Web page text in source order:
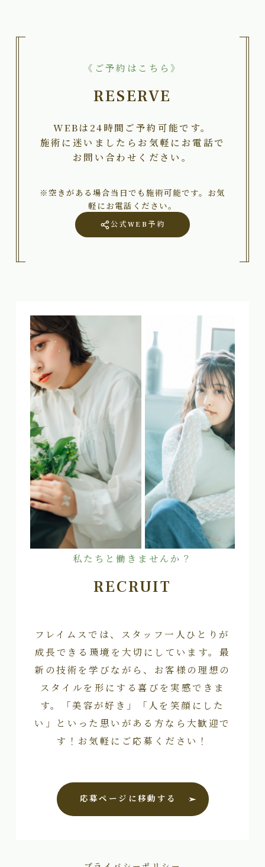
《ご予約はこちら》
RESERVE
WEBは24時間ご予約可能です。
施術に迷いましたらお気軽にお電話で
お問い合わせください。
※空きがある場合当日でも施術可能です。お気
軽にお電話ください。
公式WEB予約
私たちと働きませんか？
RECRUIT
フレイムスでは、スタッフ一人ひとりが
成長できる環境を大切にしています。最
新の技術を学びながら、お客様の理想の
スタイルを形にする喜びを実感できま
す。「美容が好き」「人を笑顔にした
い」といった思いがある方なら大歓迎で
す！お気軽にご応募ください！
応募ページに移動する